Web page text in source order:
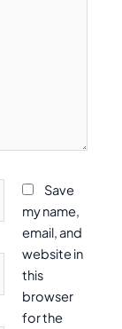
Save
my name,
email, and
website in
this
browser
for the